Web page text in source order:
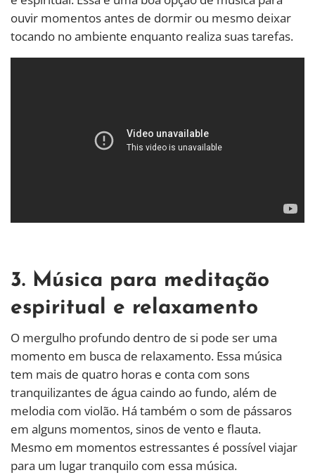
ouvir momentos antes de dormir ou mesmo deixar
tocando no ambiente enquanto realiza suas tarefas.
3. Música para meditação
espiritual e relaxamento
O mergulho profundo dentro de si pode ser uma
momento em busca de relaxamento. Essa música
tem mais de quatro horas e conta com sons
tranquilizantes de água caindo ao fundo, além de
melodia com violão. Há também o som de pássaros
em alguns momentos, sinos de vento e flauta.
Mesmo em momentos estressantes é possível viajar
para um lugar tranquilo com essa música.